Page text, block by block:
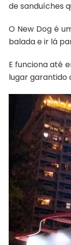
de sanduíches
O New Dog é
balada e ir lá
E funciona até
lugar garantido